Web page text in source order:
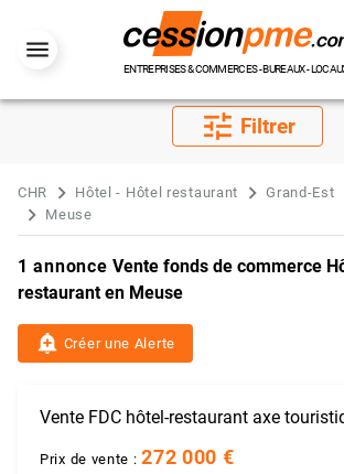
ENTREPRISES & COMMERCES - BUREAUX -
tune Filtrer
CHR Hôtel - Hôtel restaurant Grand-Est
Meuse
1 annonce Vente fonds de commerce
restaurant en Meuse
add_alert Créer une Alerte
Vente FDC hôtel-restaurant axe
Prix de vente :272 000 €